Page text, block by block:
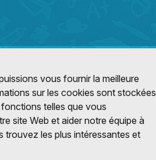
vous fournir la meilleure
sur les cookies sont stockées
telles que vous
site Web et aider notre équipe à
trouvez les plus intéressantes et